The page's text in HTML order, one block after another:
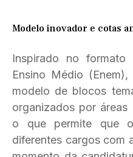
Modelo inovador e cotas
Inspirado no
Ensino Médio
modelo de blocos
organizados por áreas
o que permite que
diferentes cargos com